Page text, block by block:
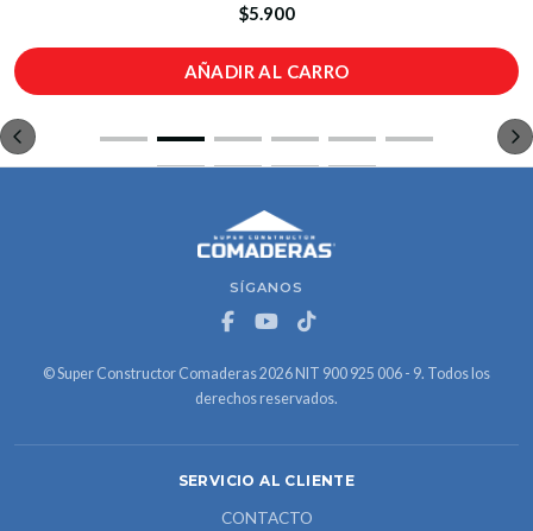
$5.900
AÑADIR AL CARRO
SÍGANOS
© Super Constructor Comaderas 2026 NIT 900 925 006 - 9. Todos los
derechos reservados.
SERVICIO AL CLIENTE
CONTACTO